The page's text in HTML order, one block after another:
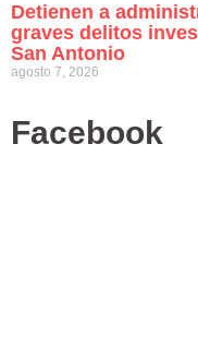
Detienen a
graves delitos
San Antonio
agosto 7, 2026
Facebook